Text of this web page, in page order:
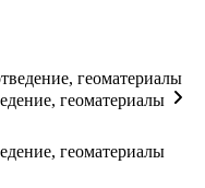
геоматериалы
геоматериалы